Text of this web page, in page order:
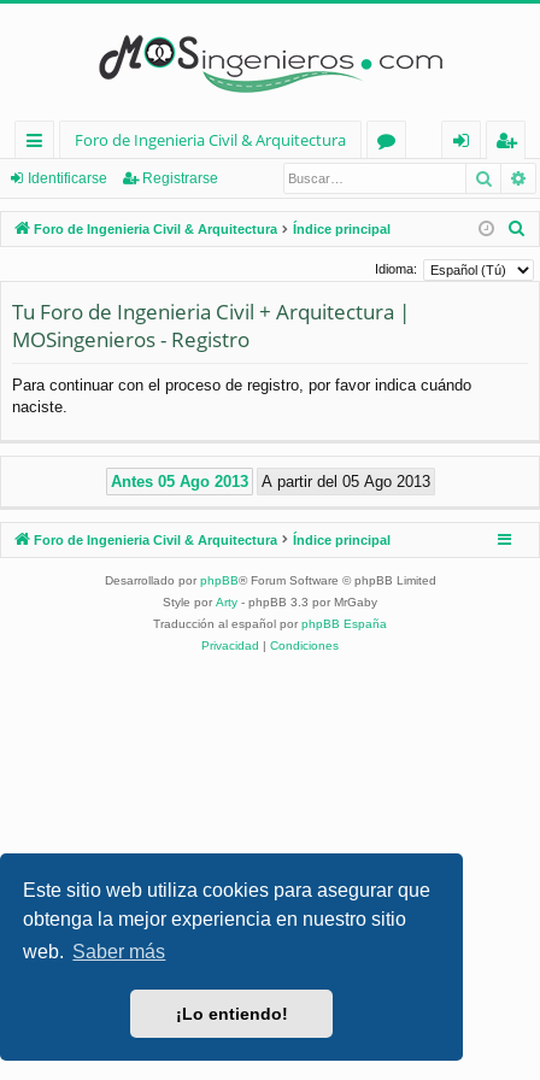
Este sitio web utiliza cookies para asegurar que
obtenga la mejor experiencia en nuestro sitio
web. Saber más
¡Lo entiendo!
nl
ac
es
pi
os
Foro de Ingenieria Civil & Arquitectura
os
nt
ifi
eg
ist
ra
Identificarse Registrarse
Foro de Ingenieria Civil & Arquitectura Índice principal
s
Idioma:
Tu Foro de Ingenieria Civil + Arquitectura |
MOSingenieros - Registro
Para continuar con el proceso de registro, por favor indica cuándo
naciste.
Foro de Ingenieria Civil & Arquitectura Índice principal
Desarrollado por phpBB® Forum Software © phpBB Limited
Style por Arty - phpBB 3.3 por MrGaby
Traducción al español por phpBB España
Privacidad | Condiciones